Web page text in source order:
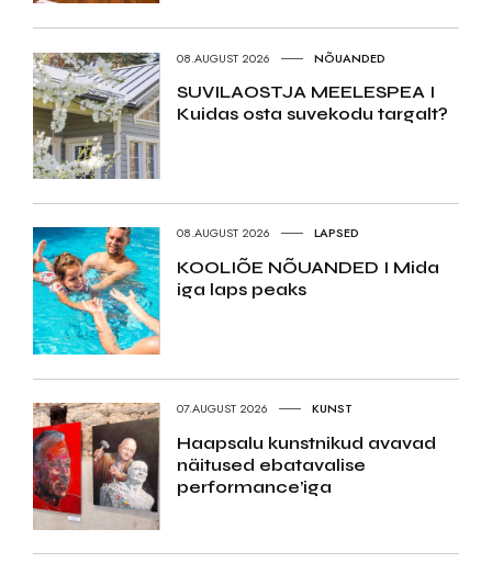
08.AUGUST 2026 NÕUANDED
SUVILAOSTJA MEELESPEA I
Kuidas osta suvekodu targalt?
08.AUGUST 2026 LAPSED
KOOLIÕE NÕUANDED I Mida
iga laps peaks
07.AUGUST 2026 KUNST
Haapsalu kunstnikud avavad
näitused ebatavalise
performance’iga